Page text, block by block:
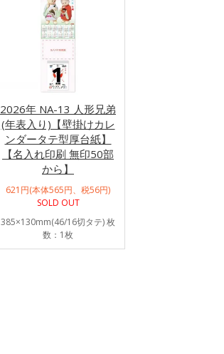
2026年 NA-13 人形兄弟
(年表入り)【壁掛けカレ
ンダータテ型厚台紙】
【名入れ印刷 無印50部
から】
621円(本体565円、税56円)
SOLD OUT
385×130mm(46/16切タテ) 枚
数：1枚